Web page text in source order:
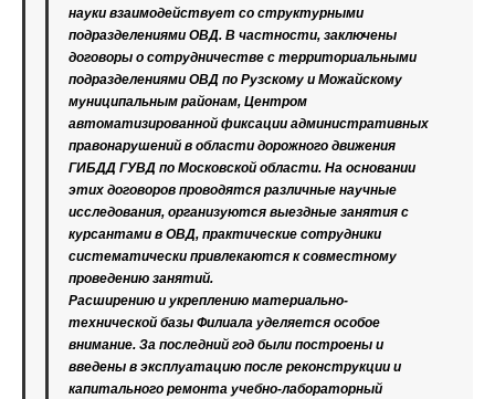
науки взаимодействует со структурными
подразделениями ОВД. В частности, заключены
договоры о сотрудничестве с территориальными
подразделениями ОВД по Рузскому и Можайскому
муниципальным районам, Центром
автоматизированной фиксации административных
правонарушений в области дорожного движения
ГИБДД ГУВД по Московской области. На основании
этих договоров проводятся различные научные
исследования, организуются выездные занятия с
курсантами в ОВД, практические сотрудники
систематически привлекаются к совместному
проведению занятий.
Расширению и укреплению материально-
технической базы Филиала уделяется особое
внимание. За последний год были построены и
введены в эксплуатацию после реконструкции и
капитального ремонта учебно-лабораторный